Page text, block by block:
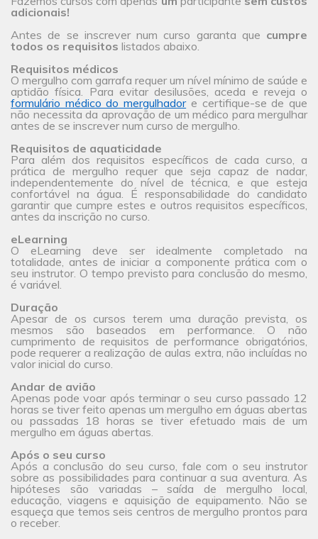
adicionais!
Antes de se inscrever num curso garanta que cumpre
todos os requisitos listados abaixo.
Requisitos médicos
O mergulho com garrafa requer um nível mínimo de saúde e
aptidão física. Para evitar desilusões, aceda e reveja o
formulário médico do mergulhadore certifique-se de que
não necessita da aprovação de um médico para mergulhar
antes de se inscrever num curso de mergulho.
Requisitos de aquaticidade
Para além dos requisitos específicos de cada curso, a
prática de mergulho requer que seja capaz de nadar,
independentemente do nível de técnica, e que esteja
confortável na água. É responsabilidade do candidato
garantir que cumpre estes e outros requisitos específicos,
antes da inscrição no curso.
eLearning
O eLearning deve ser idealmente completado na
totalidade, antes de iniciar a componente prática com o
seu instrutor. O tempo previsto para conclusão do mesmo,
é variável.
Duração
Apesar de os cursos terem uma duração prevista, os
mesmos são baseados em performance. O não
cumprimento de requisitos de performance obrigatórios,
pode requerer a realização de aulas extra, não incluídas no
valor inicial do curso.
Andar de avião
Apenas pode voar após terminar o seu curso passado 12
horas se tiver feito apenas um mergulho em águas abertas
ou passadas 18 horas se tiver efetuado mais de um
mergulho em águas abertas.
Após o seu curso
Após a conclusão do seu curso, fale com o seu instrutor
sobre as possibilidades para continuar a sua aventura. As
hipóteses são variadas – saída de mergulho local,
educação, viagens e aquisição de equipamento. Não se
esqueça que temos seis centros de mergulho prontos para
o receber.